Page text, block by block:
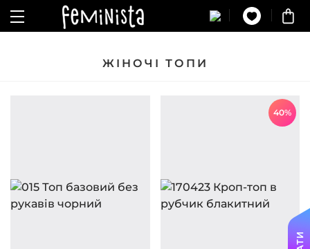
ЖІНОЧІ ТОПИ
40%